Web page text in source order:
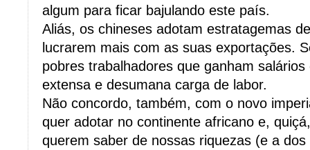
algum para ficar bajulando este país.
Aliás, os chineses adotam estratagemas
lucrarem mais com as suas exportações.
pobres trabalhadores que ganham
extensa e desumana carga de labor.
Não concordo, também, com o novo
quer adotar no continente africano e,
querem saber de nossas riquezas (e a